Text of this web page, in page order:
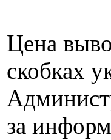
Цена
скобках
за